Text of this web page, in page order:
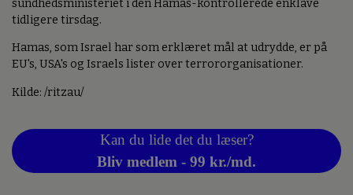
sundhedsministeriet i den Hamas-kontrollerede enklave
tidligere tirsdag.
Hamas, som Israel har som erklæret mål at udrydde, er på
EU's, USA's og Israels lister over terrororganisationer.
Kilde: /ritzau/
Kan du lide det du læser?
Bliv medlem - 99 kr./md.